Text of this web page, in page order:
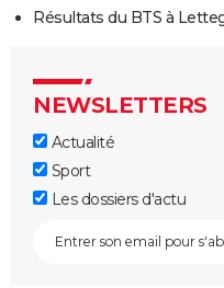
Résultats du BTS à
NEWSLETTERS
Actualité
Sport
Les dossiers d'actu